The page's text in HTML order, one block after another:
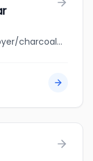
jobbank.gc.ca/browsejobs/employer/charcoal+kitchen+%2B+bar/ca